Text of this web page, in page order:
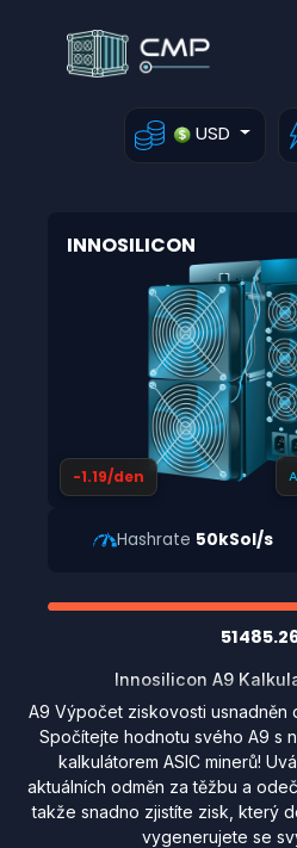
USD
-1.19/den
INNOSILICON
Hashrate 50kSol/s
Innosilicon A9
A9 Výpočet ziskovosti usnadněn
Spočítejte hodnotu svého A9 s
kalkulátorem ASIC minerů!
aktuálních odměn za těžbu a
takže snadno zjistíte zisk, který
vygenerujete se